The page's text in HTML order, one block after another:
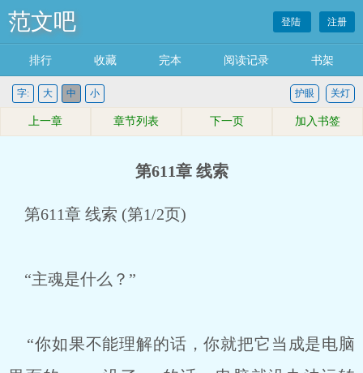
范文吧 登陆 注册
排行 收藏 完本 阅读记录 书架
字: 大 中 小 关灯
护眼
上一章 章节列表 下一页 加入书签
第611章 线索
第611章 线索 (第1/2页)
“主魂是什么？”
“你如果不能理解的话，你就把它当成是电脑